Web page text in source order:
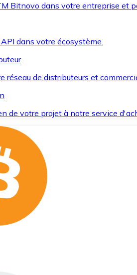
Bitnovo dans votre entreprise et
dans votre écosystème.
réseau de distributeurs et
de votre projet à notre service